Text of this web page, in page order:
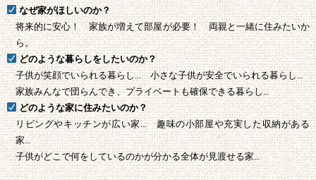
なぜ家がほしいのか？
将来的に安心！ 家族が増えて部屋が必要！ 両親と一緒に住みたいか
ら。
どのような暮らしをしたいのか？
子供が笑顔でいられる暮らし… 小さな子供が安全でいられる暮らし…
家族みんなで団らんでき、プライベートも確保できる暮らし…
どのような家に住みたいのか？
リビングやキッチンが広い家… 趣味の小部屋や充実した収納がある
家…
子供がどこで何をしているのかが分かる全体が見渡せる家…